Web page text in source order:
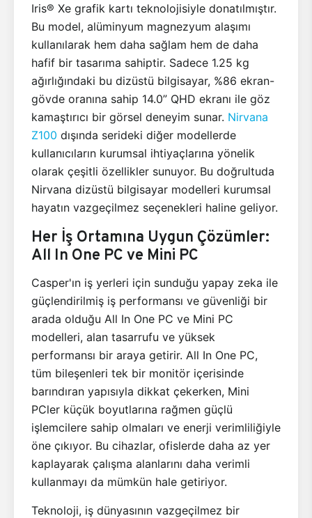
Iris® Xe grafik kartı teknolojisiyle donatılmıştır.
Bu model, alüminyum magnezyum alaşımı
kullanılarak hem daha sağlam hem de daha
hafif bir tasarıma sahiptir. Sadece 1.25 kg
ağırlığındaki bu dizüstü bilgisayar, %86 ekran-
gövde oranına sahip 14.0” QHD ekranı ile göz
kamaştırıcı bir görsel deneyim sunar. Nirvana
Z100 dışında serideki diğer modellerde
kullanıcıların kurumsal ihtiyaçlarına yönelik
olarak çeşitli özellikler sunuyor. Bu doğrultuda
Nirvana dizüstü bilgisayar modelleri kurumsal
hayatın vazgeçilmez seçenekleri haline geliyor.
Her İş Ortamına Uygun Çözümler:
All In One PC ve Mini PC
Casper'ın iş yerleri için sunduğu yapay zeka ile
güçlendirilmiş iş performansı ve güvenliği bir
arada olduğu All In One PC ve Mini PC
modelleri, alan tasarrufu ve yüksek
performansı bir araya getirir. All In One PC,
tüm bileşenleri tek bir monitör içerisinde
barındıran yapısıyla dikkat çekerken, Mini
PCler küçük boyutlarına rağmen güçlü
işlemcilere sahip olmaları ve enerji verimliliğiyle
öne çıkıyor. Bu cihazlar, ofislerde daha az yer
kaplayarak çalışma alanlarını daha verimli
kullanmayı da mümkün hale getiriyor.
Teknoloji, iş dünyasının vazgeçilmez bir